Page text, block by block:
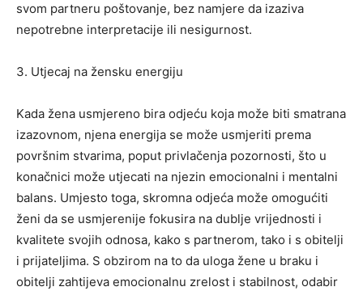
svom partneru poštovanje, bez namjere da izaziva
nepotrebne interpretacije ili nesigurnost.
3. Utjecaj na žensku energiju
Kada žena usmjereno bira odjeću koja može biti smatrana
izazovnom, njena energija se može usmjeriti prema
površnim stvarima, poput privlačenja pozornosti, što u
konačnici može utjecati na njezin emocionalni i mentalni
balans. Umjesto toga, skromna odjeća može omogućiti
ženi da se usmjerenije fokusira na dublje vrijednosti i
kvalitete svojih odnosa, kako s partnerom, tako i s obitelji
i prijateljima. S obzirom na to da uloga žene u braku i
obitelji zahtijeva emocionalnu zrelost i stabilnost, odabir